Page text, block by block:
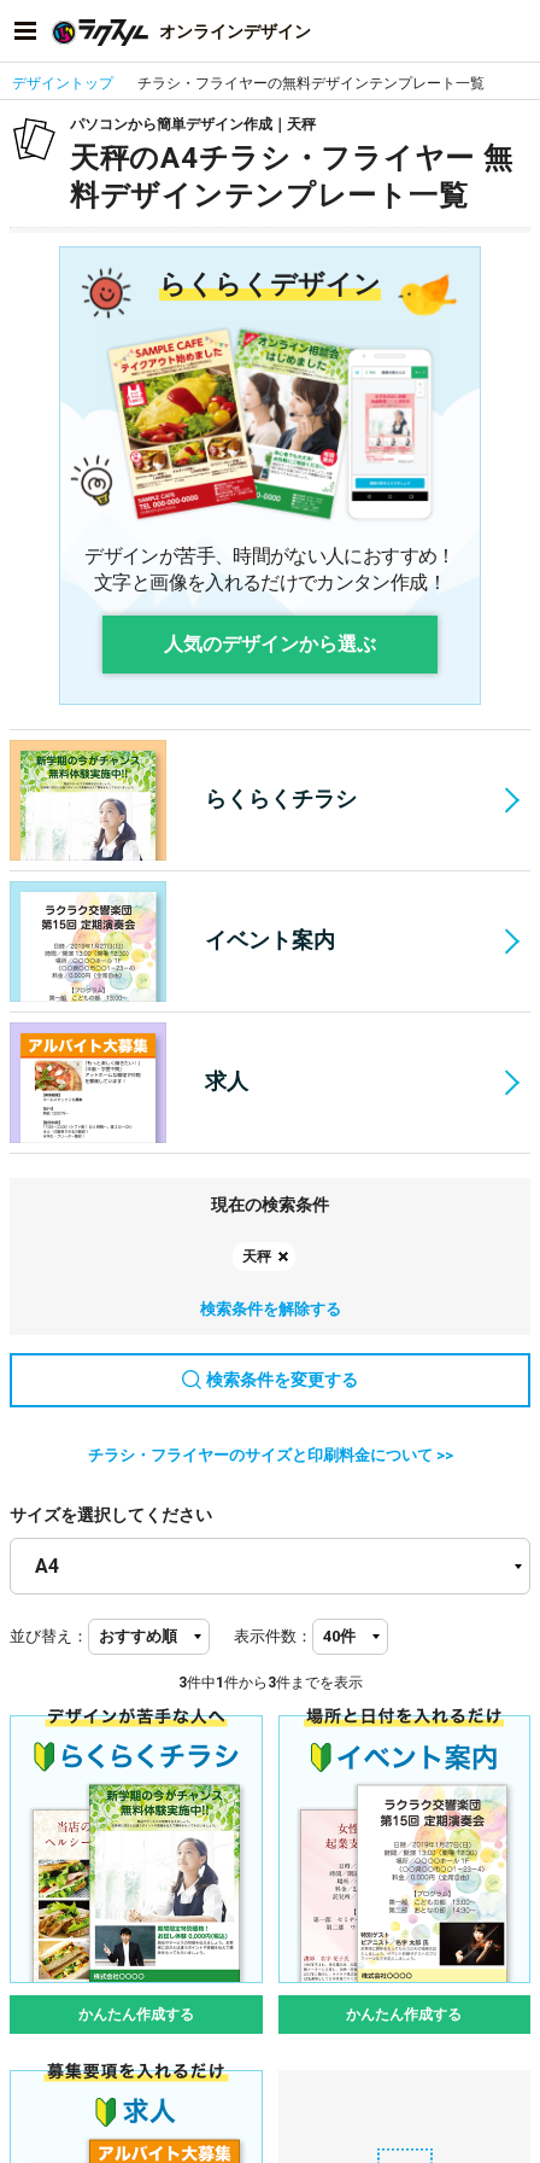
オンラインデザイン
デザイントップ チラシ・フライヤーの無料デザインテンプレート一覧
パソコンから簡単デザイン作成｜天秤
天秤のA4チラシ・フライヤー 無
料デザインテンプレート一覧
らくらくデザイン
デザインが苦手、時間がない人におすすめ！
文字と画像を入れるだけでカンタン作成！
人気のデザインから選ぶ
らくらくチラシ
イベント案内
求人
現在の検索条件
天秤
検索条件を解除する
検索条件を変更する
チラシ・フライヤーのサイズと印刷料金について >>
サイズを選択してください
並び替え： 表示件数：
3件中1 件から 3件までを表示
かんたん作成する かんたん作成する